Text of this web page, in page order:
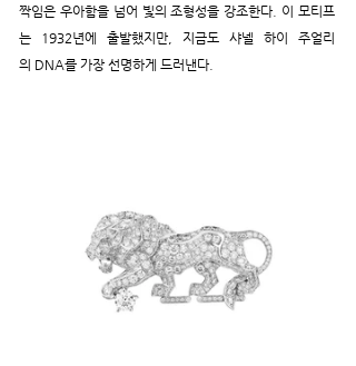
짝임은 우아함을 넘어 빛의 조형성을 강조한다. 이 모티프
는 1932년에 출발했지만, 지금도 샤넬 하이 주얼리
의 DNA를 가장 선명하게 드러낸다.